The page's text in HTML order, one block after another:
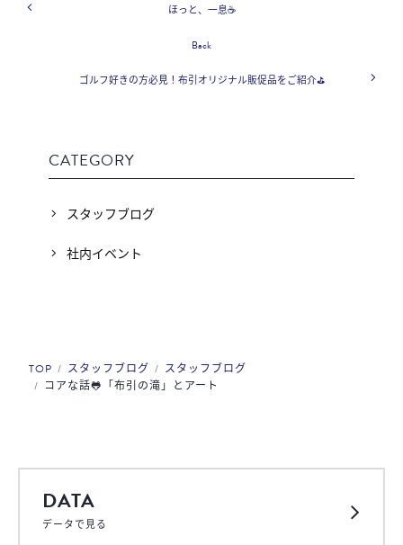
ほっと、一息☕
Back
ゴルフ好きの方必見！布引オリジナル販促品をご紹介⛳️
CATEGORY
スタッフブログ
社内イベント
TOP スタッフブログ
スタッフブログ
コアな話🐸「布引の滝」とアート
DATA
データで見る